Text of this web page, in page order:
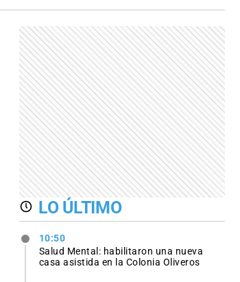
LO ÚLTIMO
10:50
Salud Mental: habilitaron una nueva
casa asistida en la Colonia Oliveros